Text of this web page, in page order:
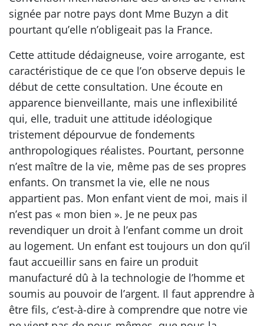
signée par notre pays dont Mme Buzyn a dit
pourtant qu’elle n’obligeait pas la France.
Cette attitude dédaigneuse, voire arrogante, est
caractéristique de ce que l’on observe depuis le
début de cette consultation. Une écoute en
apparence bienveillante, mais une inflexibilité
qui, elle, traduit une attitude idéologique
tristement dépourvue de fondements
anthropologiques réalistes. Pourtant, personne
n’est maître de la vie, même pas de ses propres
enfants. On transmet la vie, elle ne nous
appartient pas. Mon enfant vient de moi, mais il
n’est pas « mon bien ». Je ne peux pas
revendiquer un droit à l’enfant comme un droit
au logement. Un enfant est toujours un don qu’il
faut accueillir sans en faire un produit
manufacturé dû à la technologie de l’homme et
soumis au pouvoir de l’argent. Il faut apprendre à
être fils, c’est-à-dire à comprendre que notre vie